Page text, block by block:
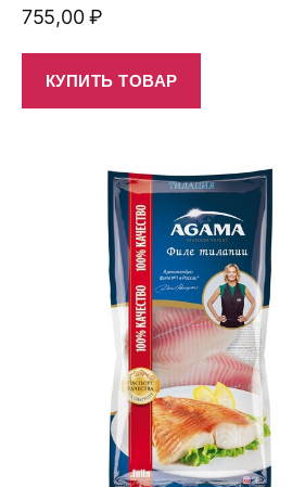
755,00₽
КУПИТЬ ТОВАР